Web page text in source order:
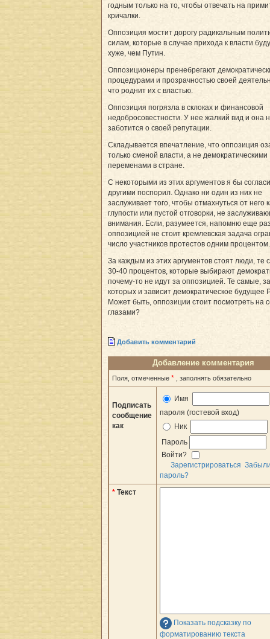
годным только на то, чтобы отвечать на
кричалки.
Оппозиция мостит дорогу радикальным
силам, которые в случае прихода к власти
хуже, чем Путин.
Оппозиционеры пренебрегают
процедурами и прозрачностью своей
что роднит их с властью.
Оппозиция погрязла в склоках и финансовой
недобросовестности. У нее жалкий вид и она
заботится о своей репутации.
Складывается впечатление, что оппозиция
только сменой власти, а не демократическими
переменами в стране.
С некоторыми из этих аргументов я бы
другими поспорил. Однако ни один из них не
заслуживает того, чтобы отмахнуться от него
глупости или пустой отговорки, не
внимания. Если, разумеется, напомню еще
оппозицией не стоит кремлевская задача
число участников протестов одним процентом.
За каждым из этих аргументов стоят люди, те
30-40 процентов, которые выбирают
почему-то не идут за оппозицией. Те самые,
которых и зависит демократическое будущее
Может быть, оппозиции стоит посмотреть на
глазами?
Добавить комментарий
Добавление комментария
Поля, отмеченные * , заполнять обязательно
Подписать
сообщение
как
Имя
пароля (гостевой вход)
Ник
Пароль
Войти?
Зарегистрироваться
пароль?
* Текст
Показать подсказку по
форматированию текста